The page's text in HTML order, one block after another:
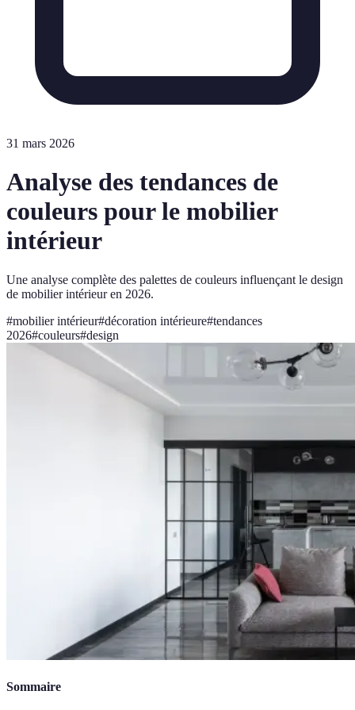
31 mars 2026
Analyse des tendances de
couleurs pour le mobilier
intérieur
Une analyse complète des palettes de couleurs influençant le design
de mobilier intérieur en 2026.
#mobilier intérieur#décoration intérieure#tendances
2026#couleurs#design
Sommaire